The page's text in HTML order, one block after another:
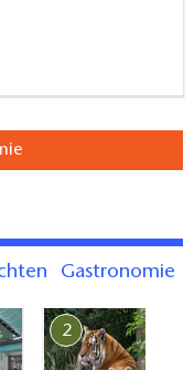
Gastronomie
2